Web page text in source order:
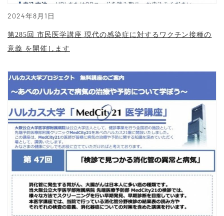
2024年8月1日
第285回 市民医学講座 現代の感染症に対するワクチン接種の
意義 を開催します